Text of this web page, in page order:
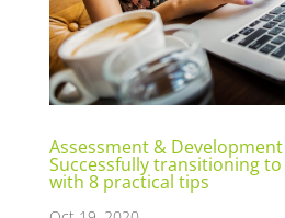
Assessment &
Successfully transitioning
with 8 practical tips